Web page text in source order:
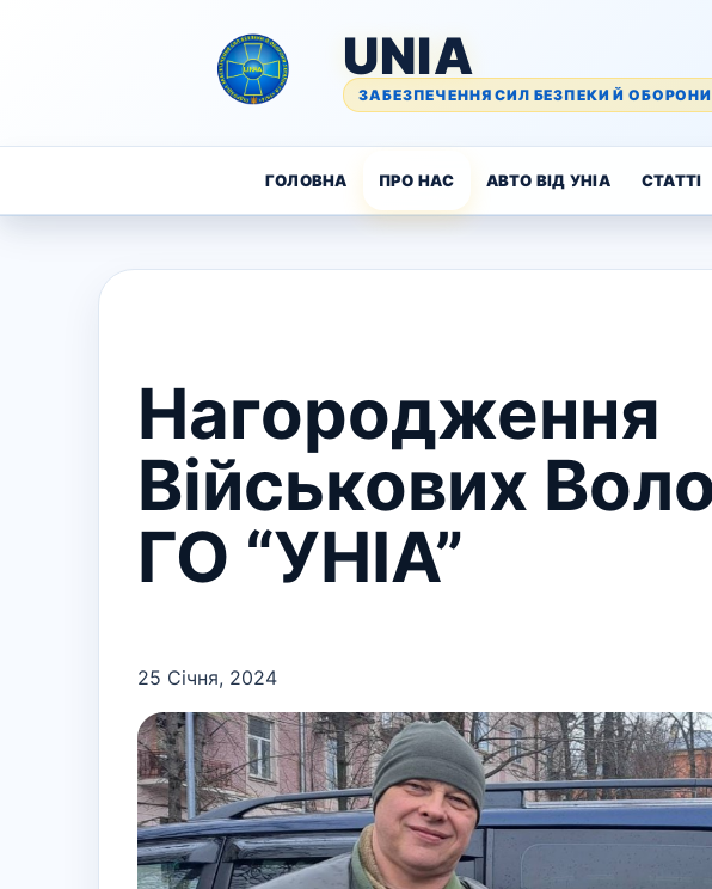
UNIA
ЗАБЕЗПЕЧЕННЯ СИЛ БЕЗПЕКИ Й ОБОРОНИ
ГОЛОВНА ПРО НАС АВТО ВІД УНІА СТАТТІ
Нагородження
Військових
ГО “УНІА”
25 Січня, 2024